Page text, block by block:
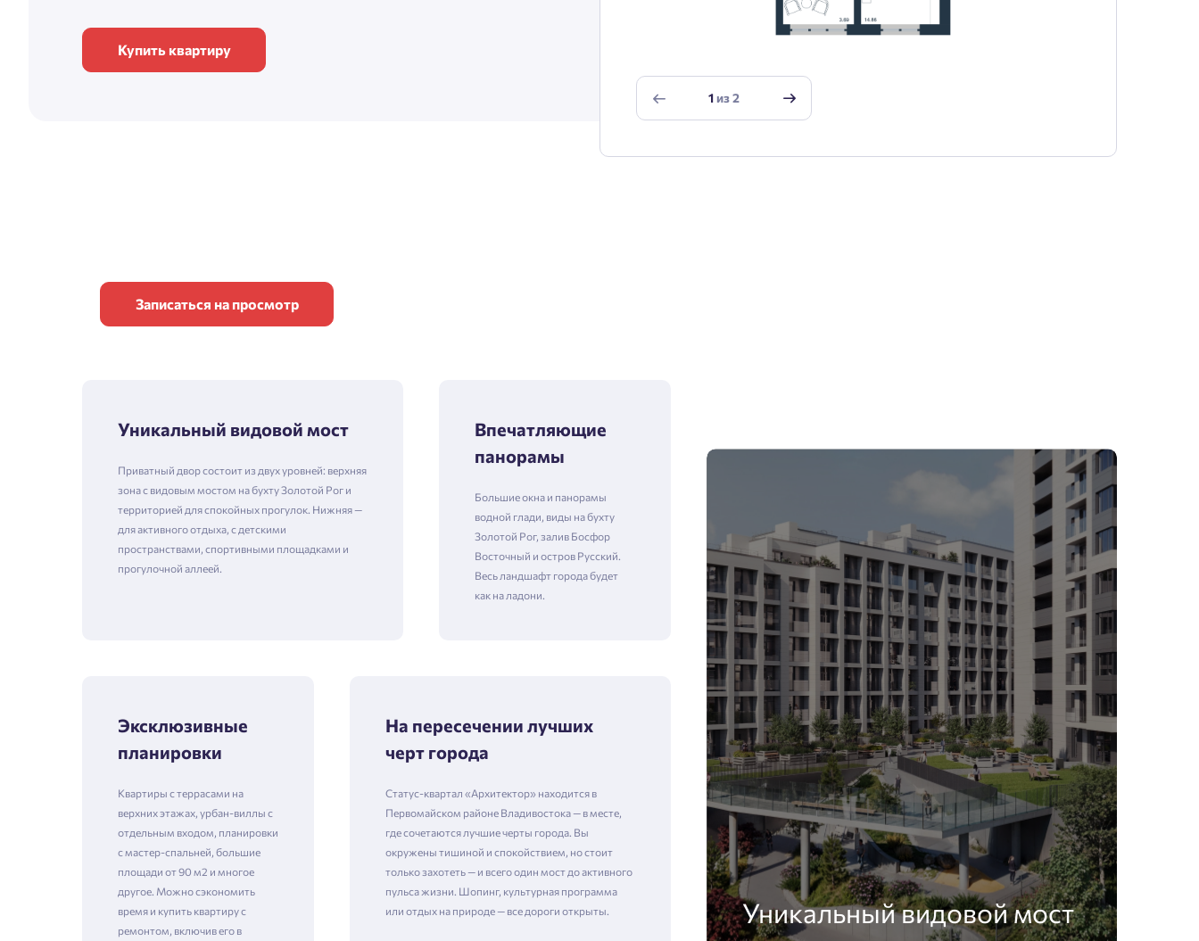
Купить квартиру
1из2
Записаться на просмотр
Уникальный видовой мост
Приватный двор состоит из двух уровней: верхняя
зона с видовым мостом на бухту Золотой Рог и
территорией для спокойных прогулок. Нижняя —
для активного отдыха, с детскими
пространствами, спортивными площадками и
прогулочной аллеей.
Впечатляющие
панорамы
Большие окна и панорамы
водной глади, виды на бухту
Золотой Рог, залив Босфор
Восточный и остров Русский.
Весь ландшафт города будет
как на ладони.
Эксклюзивные
планировки
Квартиры с террасами на
верхних этажах, урбан-виллы с
отдельным входом, планировки
с мастер-спальней, большие
площади от 90 м2 и многое
другое. Можно сэкономить
время и купить квартиру с
ремонтом, включив его в
На пересечении лучших
черт города
Статус-квартал «Архитектор» находится в
Первомайском районе Владивостока — в месте,
где сочетаются лучшие черты города. Вы
окружены тишиной и спокойствием, но стоит
только захотеть — и всего один мост до активного
пульса жизни. Шопинг, культурная программа
или отдых на природе — все дороги открыты.
Уникальный видовой мост